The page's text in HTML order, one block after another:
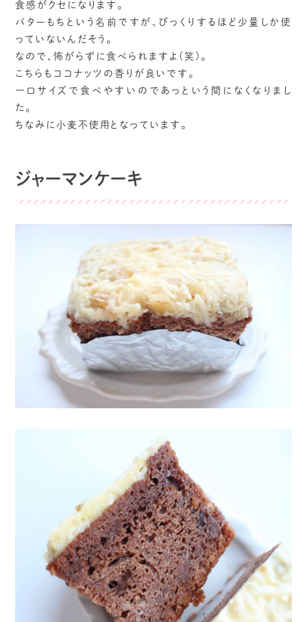
食感がクセになります。
バターもちという名前ですが、びっくりするほど少量しか使
っていないんだそう。
なので、怖がらずに食べられますよ(笑)。
こちらもココナッツの香りが良いです。
一口サイズで食べやすいのであっという間になくなりまし
た。
ちなみに小麦不使用となっています。
ジャーマンケーキ